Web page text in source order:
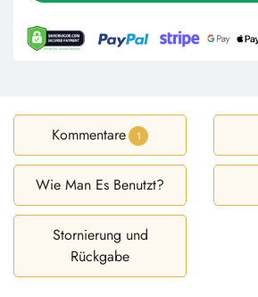
Kommentare 1
Wie Man Es Benutzt?
Stornierung und
Rückgabe